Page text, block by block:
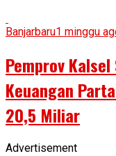
Banjarbaru1 minggu
Pemprov
Keuangan
20,5 Miliar
Advertisement